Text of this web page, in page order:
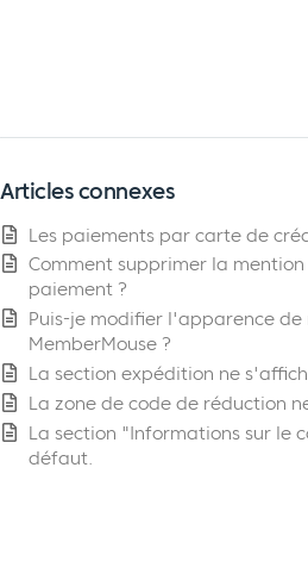
Articles connexes
Les paiements par carte de
Comment supprimer la
paiement ?
Puis-je modifier l'apparence
MemberMouse ?
La section expédition ne
La zone de code de réduction
La section "Informations sur le
défaut.